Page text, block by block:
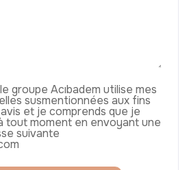
groupe Acıbadem utilise mes
susmentionnées aux fins
et je comprends que je
tout moment en envoyant une
suivante